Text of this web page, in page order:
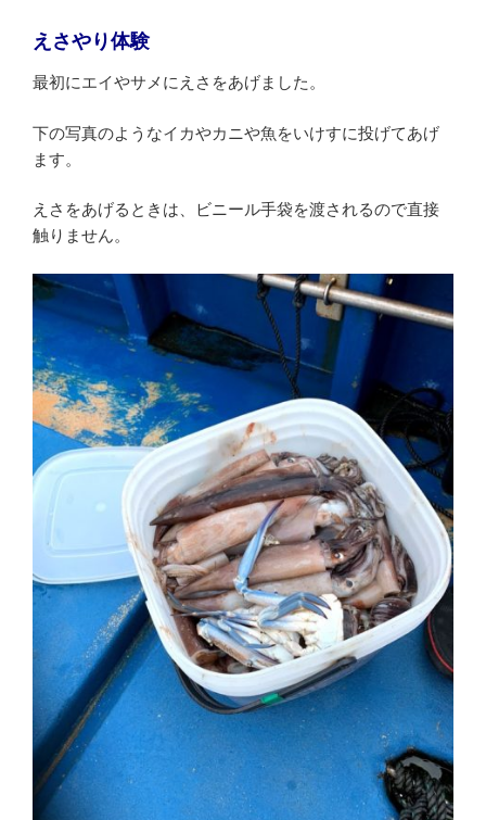
えさやり体験
最初にエイやサメにえさをあげました。
下の写真のようなイカやカニや魚をいけすに投げてあげ
ます。
えさをあげるときは、ビニール手袋を渡されるので直接
触りません。